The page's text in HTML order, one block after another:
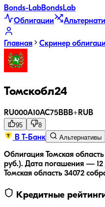
Bonds-LabBondsLab
Облигации
Главная Скринер
Томскобл24
RU000A10AC75 BBB+ RUB
95 8
В Т-Банк Альтернативы
Облигация Томская
руб.). Дата погашения — 12
Томская область 34072
Кредитные